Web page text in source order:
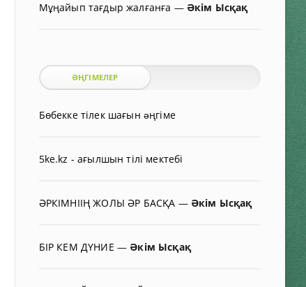
Мұңайып тағдыр жалғанға — Әкім Ысқақ
ӘҢГІМЕЛЕР
Бөбекке тілек шағын əңгіме
5ke.kz - ағылшын тілі мектебі
ӘРКІМНІІҢ ЖОЛЫ ӘР БАСҚА — Әкім Ысқақ
БІР КЕМ ДҮНИЕ — Әкім Ысқақ